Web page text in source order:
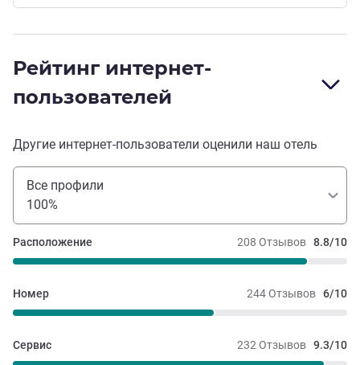
Рейтинг интернет-
пользователей
Другие интернет-пользователи оценили наш отель
Все профили
100%
208 Отзывов 8.8/10
Расположение
244 Отзывов 6/10
Номер
232 Отзывов 9.3/10
Сервис